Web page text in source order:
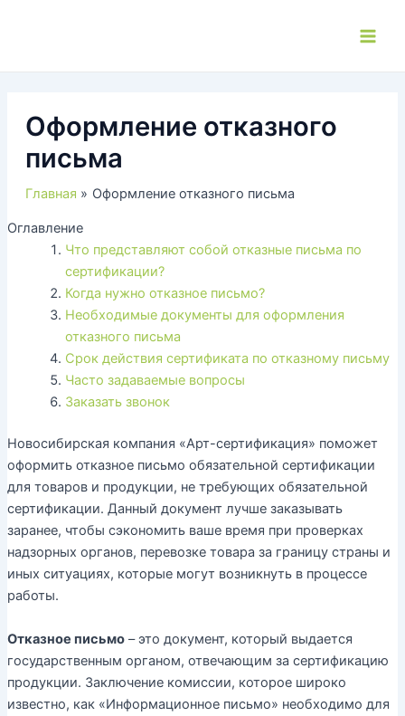
Оформление отказного
письма
Главная Оформление отказного письма
Оглавление
Что представляют собой отказные письма по
сертификации?
Когда нужно отказное письмо?
Необходимые документы для оформления
отказного письма
Срок действия сертификата по отказному письму
Часто задаваемые вопросы
Заказать звонок
Новосибирская компания «Арт-сертификация» поможет
оформить отказное письмо обязательной сертификации
для товаров и продукции, не требующих обязательной
сертификации. Данный документ лучше заказывать
заранее, чтобы сэкономить ваше время при проверках
надзорных органов, перевозке товара за границу страны и
иных ситуациях, которые могут возникнуть в процессе
работы.
Отказное письмо– это документ, который выдается
государственным органом, отвечающим за сертификацию
продукции. Заключение комиссии, которое широко
известно, как «Информационное письмо» необходимо для